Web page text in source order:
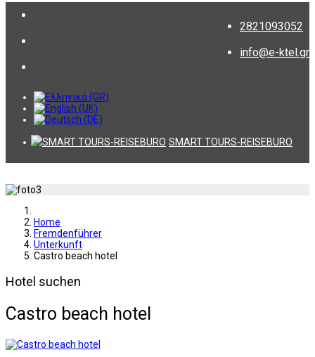
2821093052
info@e-ktel.gr
SMART TOURS-REISEBURO
Home
Fremdenführer
Unterkunft
Castro beach hotel
Hotel suchen
Castro beach hotel